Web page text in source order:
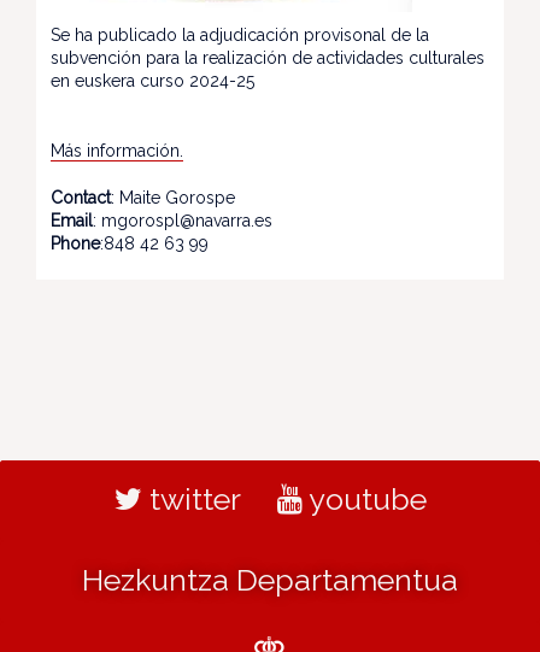
Se ha publicado la adjudicación provisonal de la
subvención para la realización de actividades culturales
en euskera curso 2024-25
Más información.
Contact: Maite Gorospe
Email: mgorospl@navarra.es
Phone:848 42 63 99
twitter youtube
Hezkuntza Departamentua